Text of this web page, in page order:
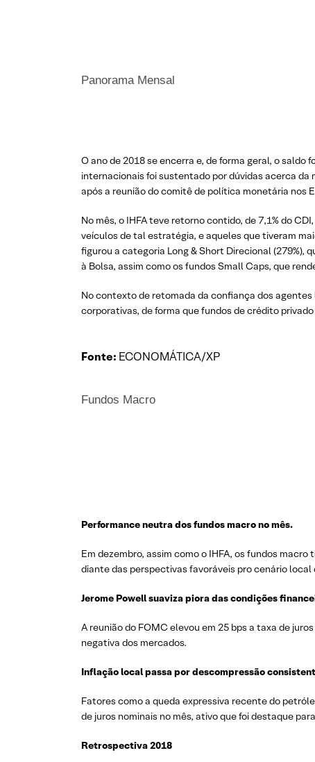
Panorama Mensal
O ano de 2018 se encerra e, de forma geral, o
internacionais foi sustentado por dúvidas acerca
após a reunião do comitê de política monetária nos
No mês, o IHFA teve retorno contido, de 7,1% do
veículos de tal estratégia, e aqueles que tiveram
figurou a categoria Long & Short Direcional (279%),
à Bolsa, assim como os fundos Small Caps, que
No contexto de retomada da confiança dos
corporativas, de forma que fundos de crédito
Fonte: ECONOMÁTICA/XP
Fundos Macro
Performance neutra dos fundos macro no mês.
Em dezembro, assim como o IHFA, os fundos
diante das perspectivas favoráveis pro cenário local
Jerome Powell suaviza piora das condições
A reunião do FOMC elevou em 25 bps a taxa de
negativa dos mercados.
Inflaçãolocalpassapordescompressão
Fatores como a queda expressiva recente do
de juros nominais no mês, ativo que foi destaque
Retrospectiva 2018